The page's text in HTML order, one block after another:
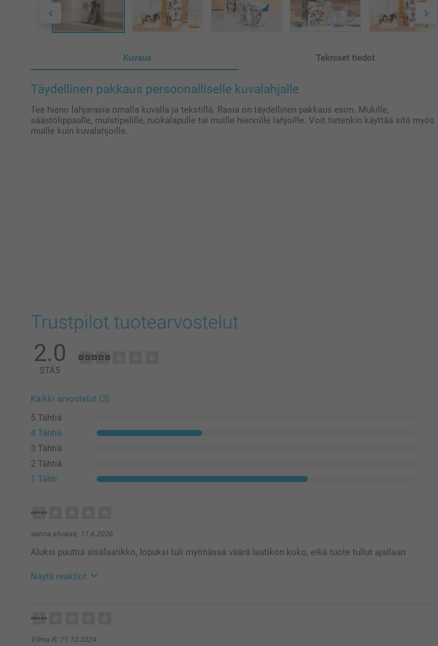
Kuvaus Tekniset tiedot
Täydellinen pakkaus persoonalliselle kuvalahjalle
Tee hieno lahjarasia omalla kuvalla ja tekstillä. Rasia on täydellinen pakkaus esim. Mukille,
säästölippaalle, muistipelille, ruokalapulle tai muille hienoille lahjoille. Voit tietenkin käyttää sitä myös
muille kuin kuvalahjoille.
Trustpilot tuotearvostelut
2.0
STÄ5
Kaikki arvostelut (3)
5 Tähtiä
4 Tähtiä
3 Tähtiä
2 Tähtiä
1 Tähti
sanna ahokas, 11.6.2026
Aluksi puuttui sisälaatikko, lopuksi tuli myöhässä väärä laatikon koko, eikä tuote tullut ajallaan
Näytä reaktiot
Suuret pahoittelut siitä, että kokemuksesi meillä jäi näin harmilliseksi. Puuttuvat osat, väärät koot
Vilma R, 11.12.2024